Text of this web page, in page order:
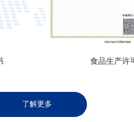
食品生产许
了解更多